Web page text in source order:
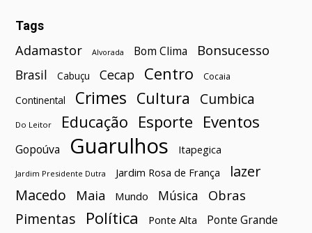
Tags
Adamastor Alvorada Bom Clima Bonsucesso
Brasil Cabuçu Cecap Centro Cocaia
Continental Crimes Cultura Cumbica
Do Leitor Educação Esporte Eventos
Gopoúva Guarulhos Itapegica
Jardim Presidente Dutra Jardim Rosa de França
lazer
Macedo
Maia Mundo Música Obras
Pimentas Política Ponte Alta Ponte Grande